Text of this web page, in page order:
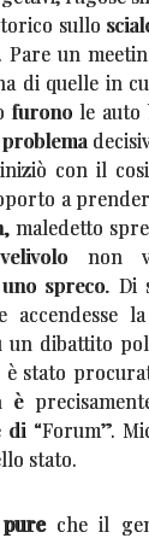
sullo
un
di quelle in
furono le
con il
a
maledetto
non
spreco. Di
dibattito
stato
“Forum”.
stato.
che il